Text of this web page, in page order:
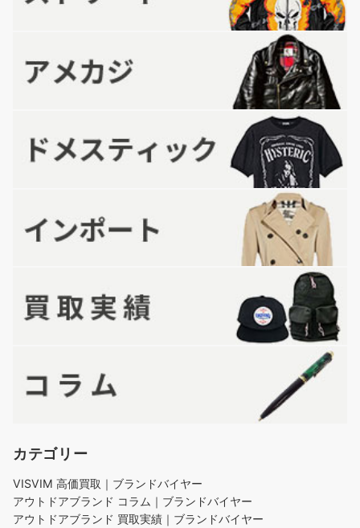
カテゴリー
VISVIM 高価買取｜ブランドバイヤー
アウトドアブランド コラム｜ブランドバイヤー
アウトドアブランド 買取実績｜ブランドバイヤー